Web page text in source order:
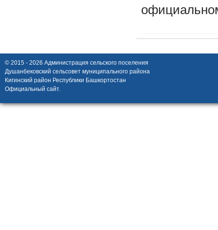
© 2015 - 2026 Администрация сельского поселения
Душанбековский сельсовет муниципального района
Кигинский район Республики Башкортостан
Официальный сайт.